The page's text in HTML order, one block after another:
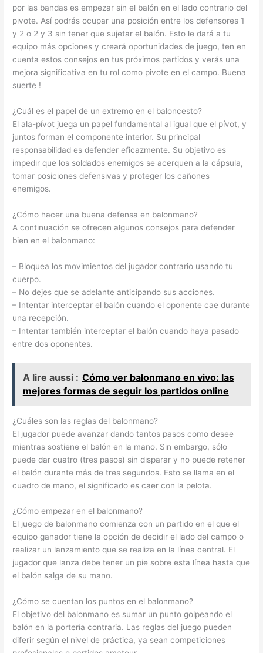
por las bandas es empezar sin el balón en el lado contrario del
pivote. Así podrás ocupar una posición entre los defensores 1
y 2 o 2 y 3 sin tener que sujetar el balón. Esto le dará a tu
equipo más opciones y creará oportunidades de juego, ten en
cuenta estos consejos en tus próximos partidos y verás una
mejora significativa en tu rol como pivote en el campo. Buena
suerte !
¿Cuál es el papel de un extremo en el baloncesto?
El ala-pívot juega un papel fundamental al igual que el pívot, y
juntos forman el componente interior. Su principal
responsabilidad es defender eficazmente. Su objetivo es
impedir que los soldados enemigos se acerquen a la cápsula,
tomar posiciones defensivas y proteger los cañones
enemigos.
¿Cómo hacer una buena defensa en balonmano?
A continuación se ofrecen algunos consejos para defender
bien en el balonmano:
– Bloquea los movimientos del jugador contrario usando tu
cuerpo.
– No dejes que se adelante anticipando sus acciones.
– Intentar interceptar el balón cuando el oponente cae durante
una recepción.
– Intentar también interceptar el balón cuando haya pasado
entre dos oponentes.
A lire aussi : Cómo ver balonmano en vivo: las
mejores formas de seguir los partidos online
¿Cuáles son las reglas del balonmano?
El jugador puede avanzar dando tantos pasos como desee
mientras sostiene el balón en la mano. Sin embargo, sólo
puede dar cuatro (tres pasos) sin disparar y no puede retener
el balón durante más de tres segundos. Esto se llama en el
cuadro de mano, el significado es caer con la pelota.
¿Cómo empezar en el balonmano?
El juego de balonmano comienza con un partido en el que el
equipo ganador tiene la opción de decidir el lado del campo o
realizar un lanzamiento que se realiza en la línea central. El
jugador que lanza debe tener un pie sobre esta línea hasta que
el balón salga de su mano.
¿Cómo se cuentan los puntos en el balonmano?
El objetivo del balonmano es sumar un punto golpeando el
balón en la portería contraria. Las reglas del juego pueden
diferir según el nivel de práctica, ya sean competiciones